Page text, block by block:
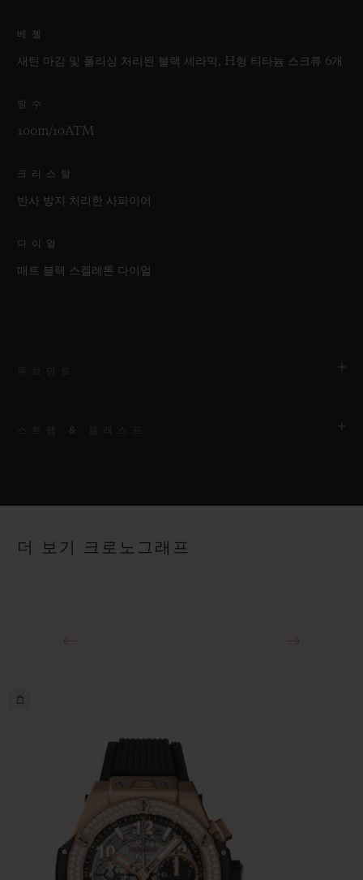
베젤
새틴 마감 및 폴리싱 처리된 블랙 세라믹, H형 티타늄 스크류 6개
방수
100m/10ATM
크리스탈
반사 방지 처리한 사파이어
다이얼
매트 블랙 스켈레톤 다이얼
스트랩
더 보기 크로노그래프